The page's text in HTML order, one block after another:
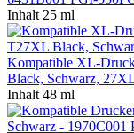
Inhalt 25 ml
Kompatible XL-
Black, Schwarz,
Inhalt 48 ml